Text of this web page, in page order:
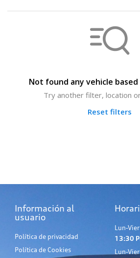
Not found any vehicle
Try another filter, location
Reset filters
Información al
usuario
Política de privacidad
Política de Cookies
Lun-
13:30
Lun-